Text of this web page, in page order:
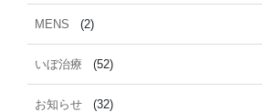
MENS (2)
いぼ治療 (52)
お知らせ (32)